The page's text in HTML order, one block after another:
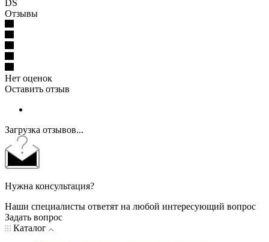
DS
Отзывы
Нет оценок
Оставить отзыв
Загрузка отзывов...
Нужна консультация?
Наши специалисты ответят на любой интересующий вопрос
Задать вопрос
Каталог